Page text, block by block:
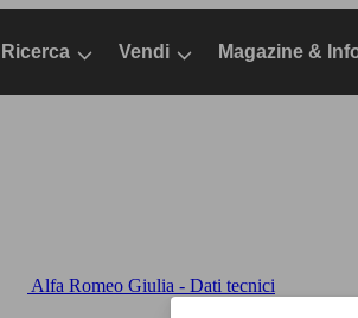
Ricerca Vendi Magazine &
Alfa Romeo Giulia - Dati tecnici